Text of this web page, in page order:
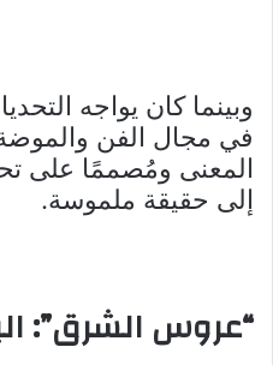
وبينما كان يواجه
في مجال الفن
المعنى ومُصممًا على
إلى حقيقة ملموسة.
“عروس الشرق”: